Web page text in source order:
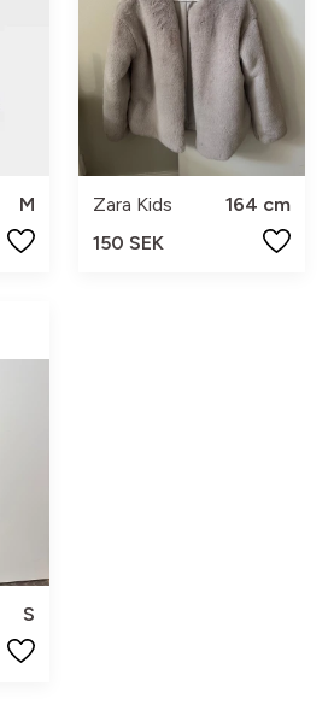
M
Zara Kids
164 cm
150 SEK
S